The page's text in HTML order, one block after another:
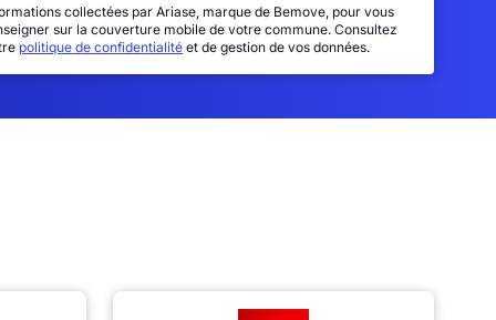
collectées par Ariase, marque de Bemove, pour vous
sur la couverture mobile de votre commune. Consultez
politique de confidentialité et de gestion de vos données.